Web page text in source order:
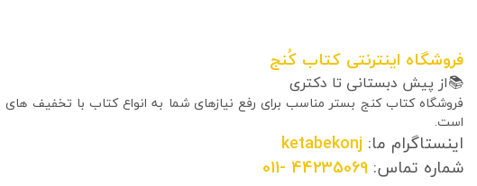
فروشگاه اینترنتی کتاب کُنج
📚از پیش دبستانی تا دکتری
فروشگاه کتاب کنج بستر مناسب برای رفع نیازهای شما به انواع کتاب با تخفیف
است.
اینستاگرام ما: ketabekonj
شماره تماس: 44235069
-011